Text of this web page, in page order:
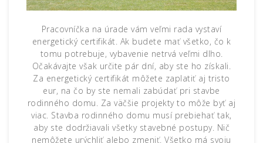
Pracovníčka na úrade vám veľmi rada vystaví
energetický certifikát. Ak budete mať všetko, čo k
tomu potrebuje, vybavenie netrvá veľmi dlho.
Očakávajte však určite pár dní, aby ste ho získali.
Za energetický certifikát môžete zaplatiť aj tristo
eur, na čo by ste nemali zabúdať pri stavbe
rodinného domu. Za väčšie projekty to môže byť aj
viac. Stavba rodinného domu musí prebiehať tak,
aby ste dodržiavali všetky stavebné postupy. Nič
nemôžete urýchliť alebo zmeniť. Všetko má svoju